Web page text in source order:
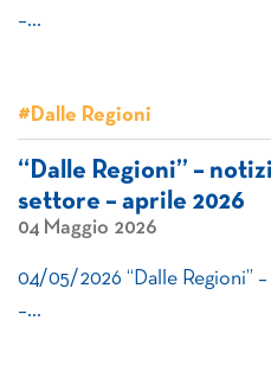
–…
#Dalle Regioni
“Dalle Regioni” –
settore – aprile 2026
04 Maggio 2026
04/05/2026 “Dalle Regioni”
–…